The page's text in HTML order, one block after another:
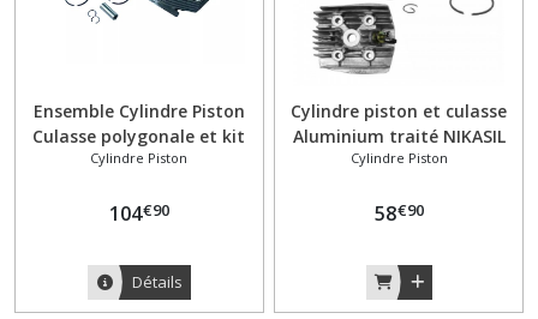
Ensemble Cylindre Piston
Culasse polygonale et kit
joints Peugeot 103
Cylindre Piston
104€90
Détails
Cylindre piston et culasse
Aluminium traité NIKASIL
D40 - PEUGEOT 103 -
Cylindre Piston
58€90